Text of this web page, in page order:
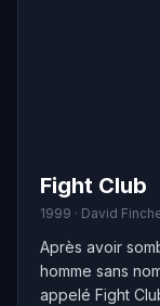
Fight Club
1999 · David
Après avoir
homme sans
appelé Fight